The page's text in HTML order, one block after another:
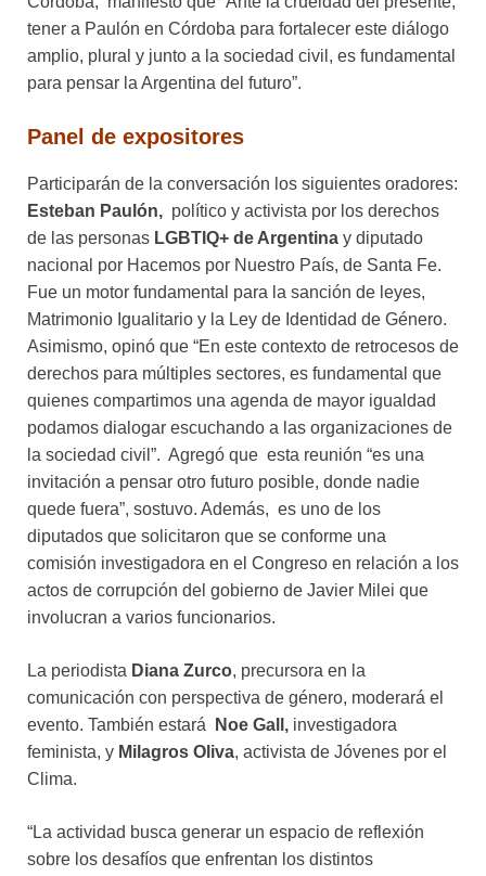
tener a Paulón en Córdoba para fortalecer este diálogo
amplio, plural y junto a la sociedad civil, es fundamental
para pensar la Argentina del futuro”.
Panel de expositores
Participarán de la conversación los siguientes oradores:
Esteban Paulón, político y activista por los derechos
de las personas LGBTIQ+ de Argentina y diputado
nacional por Hacemos por Nuestro País, de Santa Fe.
Fue un motor fundamental para la sanción de leyes,
Matrimonio Igualitario y la Ley de Identidad de Género.
Asimismo, opinó que “En este contexto de retrocesos de
derechos para múltiples sectores, es fundamental que
quienes compartimos una agenda de mayor igualdad
podamos dialogar escuchando a las organizaciones de
la sociedad civil”. Agregó que esta reunión “es una
invitación a pensar otro futuro posible, donde nadie
quede fuera”, sostuvo. Además, es uno de los
diputados que solicitaron que se conforme una
comisión investigadora en el Congreso en relación a los
actos de corrupción del gobierno de Javier Milei que
involucran a varios funcionarios.
La periodista Diana Zurco, precursora en la
comunicación con perspectiva de género, moderará el
evento. También estará
Noe Gall, investigadora
feminista, y Milagros Oliva, activista de Jóvenes por el
Clima.
“La actividad busca generar un espacio de reflexión
sobre los desafíos que enfrentan los distintos